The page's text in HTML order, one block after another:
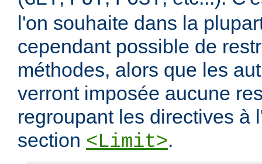
l'on souhaite dans la
cependant possible de
méthodes, alors que les
verront imposée aucune
regroupant les directives à
section <Limit>.